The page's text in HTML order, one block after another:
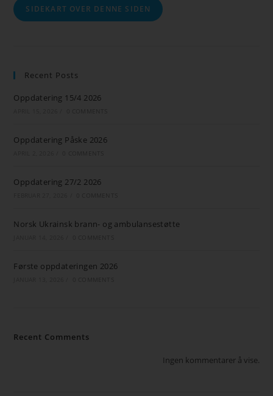
SIDEKART OVER DENNE SIDEN
Recent Posts
Oppdatering 15/4 2026
Oppdatering Påske 2026
Oppdatering 27/2 2026
Norsk Ukrainsk brann- og ambulansestøtte
Første oppdateringen 2026
Recent Comments
Ingen kommentarer å vise.